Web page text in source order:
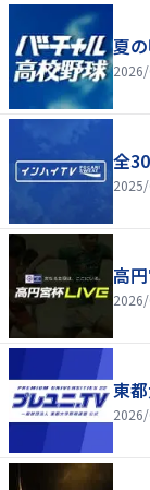
夏
全
高
東